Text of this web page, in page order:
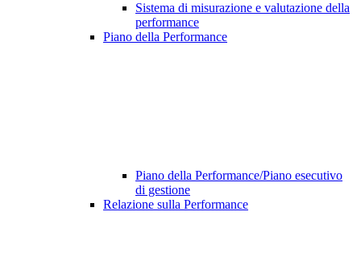
Sistema di misurazione e valutazione della
performance
Piano della Performance
Piano della Performance/Piano esecutivo
di gestione
Relazione sulla Performance